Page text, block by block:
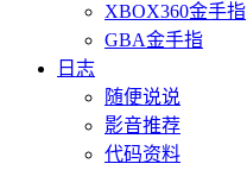
XBOX360金手指
GBA金手指
日志
随便说说
影音推荐
代码资料